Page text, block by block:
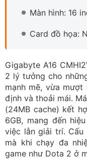
Màn hình: 16
Card đồ họa:
Gigabyte A16
2 lý tưởng cho
mạnh mẽ, vừa
định và thoải mái.
(24MB cache) kết
6GB, mang đến
việc lẫn giải trí. Cấu
mà khi chạy đa
game như Dota 2 ở